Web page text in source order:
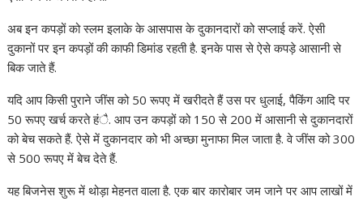
अब इन कपड़ों को स्लम इलाके के आसपास के दुकानदारों को सप्लाई करें. ऐसी
दुकानों पर इन कपड़ों की काफी डिमांड रहती है. इनके पास से ऐसे कपड़े आसानी से
बिक जाते हैं.
यदि आप किसी पुराने जींस को 50 रूपए में खरीदते हैं उस पर धुलाई, पैकिंग आदि पर
50 रूपए खर्च करते हंै. आप उन कपड़ों को 150 से 200 में आसानी से दुकानदारों
को बेच सकते हैं. ऐसे में दुकानदार को भी अच्छा मुनाफा मिल जाता है. वे जींस को 300
से 500 रूपए में बेच देते हैं.
यह बिजनेस शुरू में थोड़ा मेहनत वाला है. एक बार कारोबार जम जाने पर आप लाखों में